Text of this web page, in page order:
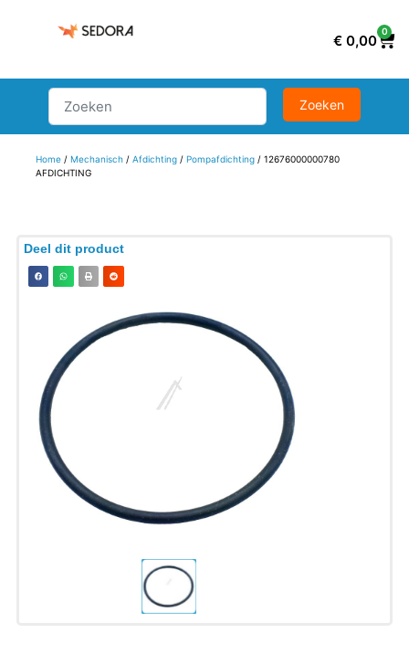
€ 0,00
0
Home/ Mechanisch/ Afdichting/ Pompafdichting/ 12676000000780
AFDICHTING
Deel dit product